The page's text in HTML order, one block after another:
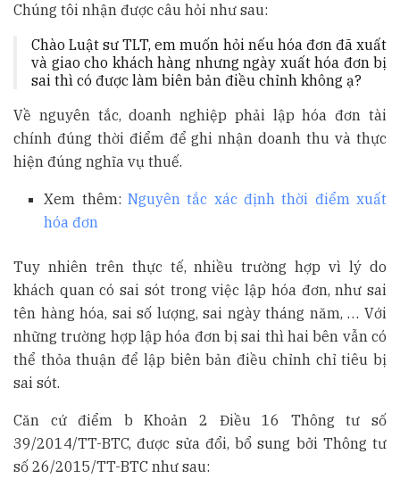
Chúng tôi nhận được câu hỏi như sau:
Chào Luật sư TLT, em muốn hỏi nếu hóa đơn đã xuất
và giao cho khách hàng nhưng ngày xuất hóa đơn bị
sai thì có được làm biên bản điều chỉnh không ạ?
Về nguyên tắc, doanh nghiệp phải lập hóa đơn tài
chính đúng thời điểm để ghi nhận doanh thu và thực
hiện đúng nghĩa vụ thuế.
Xem thêm: Nguyên tắc xác định thời điểm xuất
hóa đơn
Tuy nhiên trên thực tế, nhiều trường hợp vì lý do
khách quan có sai sót trong việc lập hóa đơn, như sai
tên hàng hóa, sai số lượng, sai ngày tháng năm, … Với
những trường hợp lập hóa đơn bị sai thì hai bên vẫn có
thể thỏa thuận để lập biên bản điều chỉnh chỉ tiêu bị
sai sót.
Căn cứ điểm b Khoản 2 Điều 16 Thông tư số
39/2014/TT-BTC, được sửa đổi, bổ sung bởi Thông tư
số 26/2015/TT-BTC như sau: